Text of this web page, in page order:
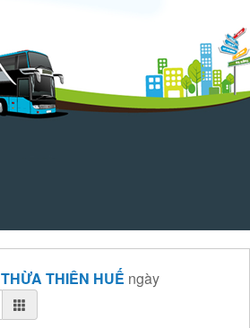
THỪA THIÊN HUẾ ngày